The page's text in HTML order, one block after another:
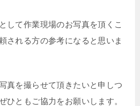
して作業現場のお写真を頂くこ
される方の参考になると思いま
真を撮らせて頂きたいと申しつ
ひともご協力をお願いします。